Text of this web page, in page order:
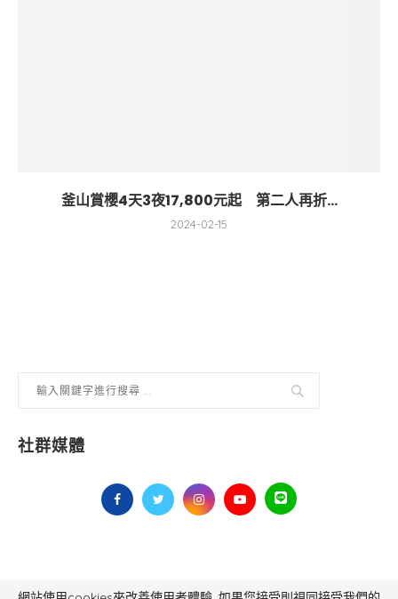
釜山賞櫻4天3夜17,800元起 第二人再折...
2024-02-15
社群媒體